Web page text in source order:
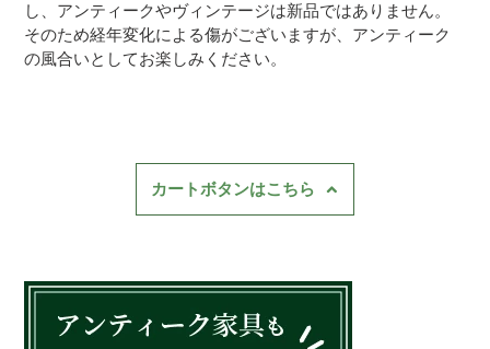
し、アンティークやヴィンテージは新品ではありません。
そのため経年変化による傷がございますが、アンティーク
の風合いとしてお楽しみください。
カートボタンはこちら